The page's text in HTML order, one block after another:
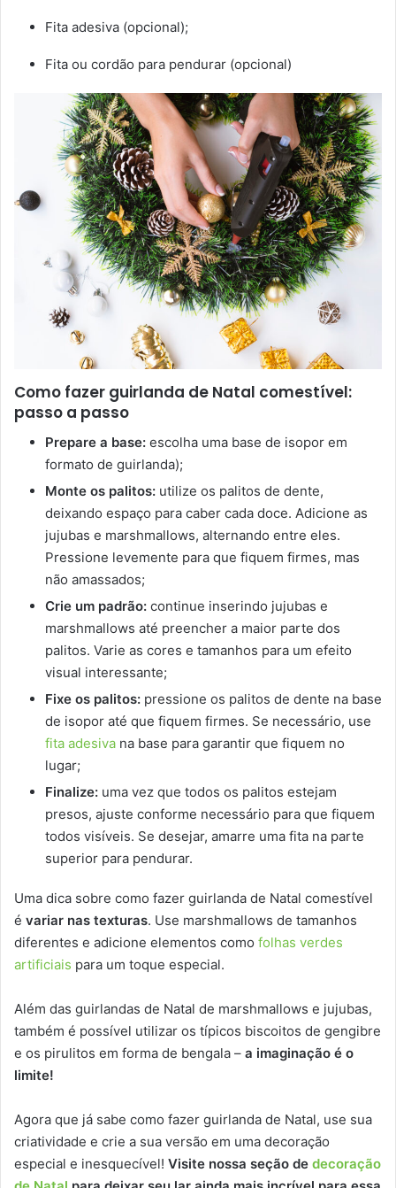
Fita adesiva (opcional);
Fita ou cordão para pendurar (opcional)
Como fazer guirlanda de Natal comestível:
passo a passo
Prepare a base: escolha uma base de isopor em
formato de guirlanda);
Monte os palitos: utilize os palitos de dente,
deixando espaço para caber cada doce. Adicione as
jujubas e marshmallows, alternando entre eles.
Pressione levemente para que fiquem firmes, mas
não amassados;
Crie um padrão: continue inserindo jujubas e
marshmallows até preencher a maior parte dos
palitos. Varie as cores e tamanhos para um efeito
visual interessante;
Fixe os palitos: pressione os palitos de dente na base
de isopor até que fiquem firmes. Se necessário, use
fita adesiva na base para garantir que fiquem no
lugar;
Finalize: uma vez que todos os palitos estejam
presos, ajuste conforme necessário para que fiquem
todos visíveis. Se desejar, amarre uma fita na parte
superior para pendurar.
Uma dica sobre como fazer guirlanda de Natal comestível
é variar nas texturas. Use marshmallows de tamanhos
diferentes e adicione elementos como folhas verdes
artificiais para um toque especial.
Além das guirlandas de Natal de marshmallows e jujubas,
também é possível utilizar os típicos biscoitos de gengibre
e os pirulitos em forma de bengala – a imaginação é o
limite!
Agora que já sabe como fazer guirlanda de Natal, use sua
criatividade e crie a sua versão em uma decoração
especial e inesquecível! Visite nossa seção de decoração